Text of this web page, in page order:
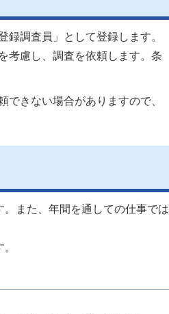
調査員」として登録します。
考慮し、調査を依頼します。条
きない場合がありますので、
また、年間を通しての仕事では